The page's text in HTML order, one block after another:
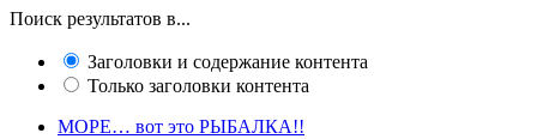
Поиск результатов в...
Заголовки и содержание контента
Только заголовки контента
МОРЕ… вот это РЫБАЛКА!!